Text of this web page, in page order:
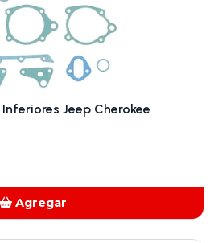
Jeep Cherokee
Agregar